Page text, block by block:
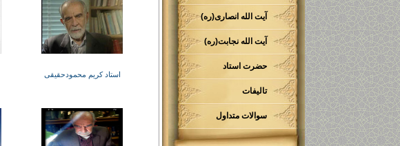
آیت الله انصاری(ره)
آیت الله نجابت(ره)
حضرت استاد
تالیفات
سوالات متداول
استاد کریم محمودحقیقی